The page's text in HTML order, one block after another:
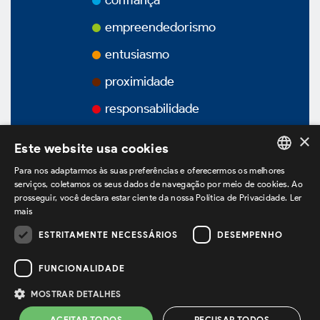
Prêmios
Vídeos
Podcasts
Governança Corporativa
Visão Geral
empreendedorismo
entusiasmo
proximidade
responsabilidade
estamos no LinkedIn
Política de Privacidade Termos de Uso
PORTUGUESE
×
Este website usa cookies
Para nos adaptarmos às suas preferências e oferecermos os melhores
serviços, coletamos os seus dados de navegação por meio de cookies. Ao
prosseguir, você declara estar ciente da nossa Política de Privacidade. Ler
mais
ESTRITAMENTE NECESSÁRIOS DESEMPENHO
FUNCIONALIDADE
MOSTRAR DETALHES